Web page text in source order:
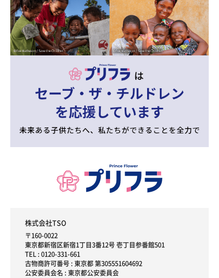
株式会社TSO
〒160-0022
東京都新宿区新宿1丁目3番12号 壱丁目参番館501
TEL : 0120-331-661
古物商許可番号 : 東京都 第305551604692
公安委員会名 : 東京都公安委員会